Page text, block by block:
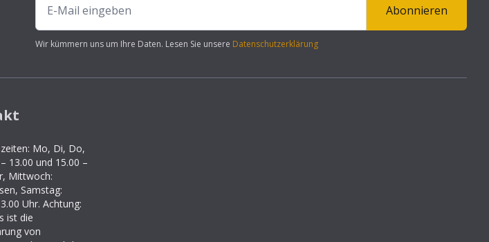
Abonnieren
Wir kümmern uns um Ihre Daten. Lesen Sie unsere Datenschutzerklärung
Mo, Di, Do,
13.00 und 15.00 –
Mittwoch:
Samstag:
Uhr. Achtung:
ist die
von